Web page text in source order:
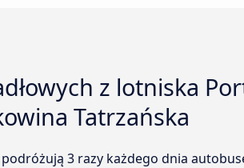
z lotniska
Tatrzańska
3 razy każdego dnia